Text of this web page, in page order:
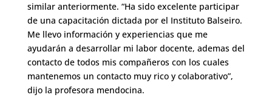
similar anteriormente. “Ha sido excelente participar
de una capacitación dictada por el Instituto Balseiro.
Me llevo información y experiencias que me
ayudarán a desarrollar mi labor docente, ademas del
contacto de todos mis compañeros con los cuales
mantenemos un contacto muy rico y colaborativo”,
dijo la profesora mendocina.